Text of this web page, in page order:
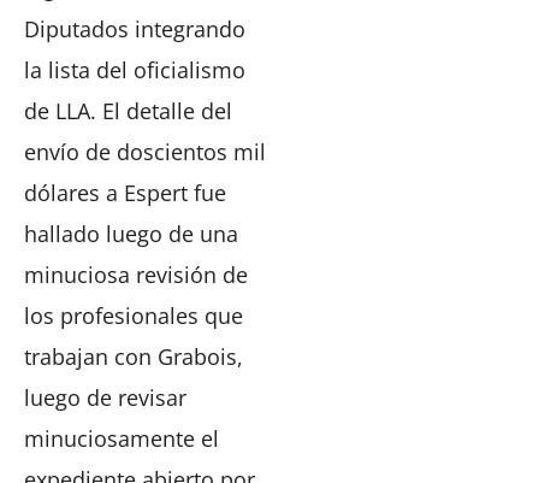
Diputados integrando
la lista del oficialismo
de LLA. El detalle del
envío de doscientos mil
dólares a Espert fue
hallado luego de una
minuciosa revisión de
los profesionales que
trabajan con Grabois,
luego de revisar
minuciosamente el